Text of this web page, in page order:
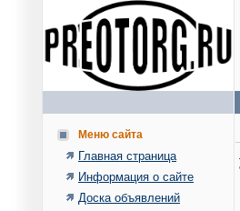
Меню сайта
Главная страница
Информация о сайте
Доска объявлений